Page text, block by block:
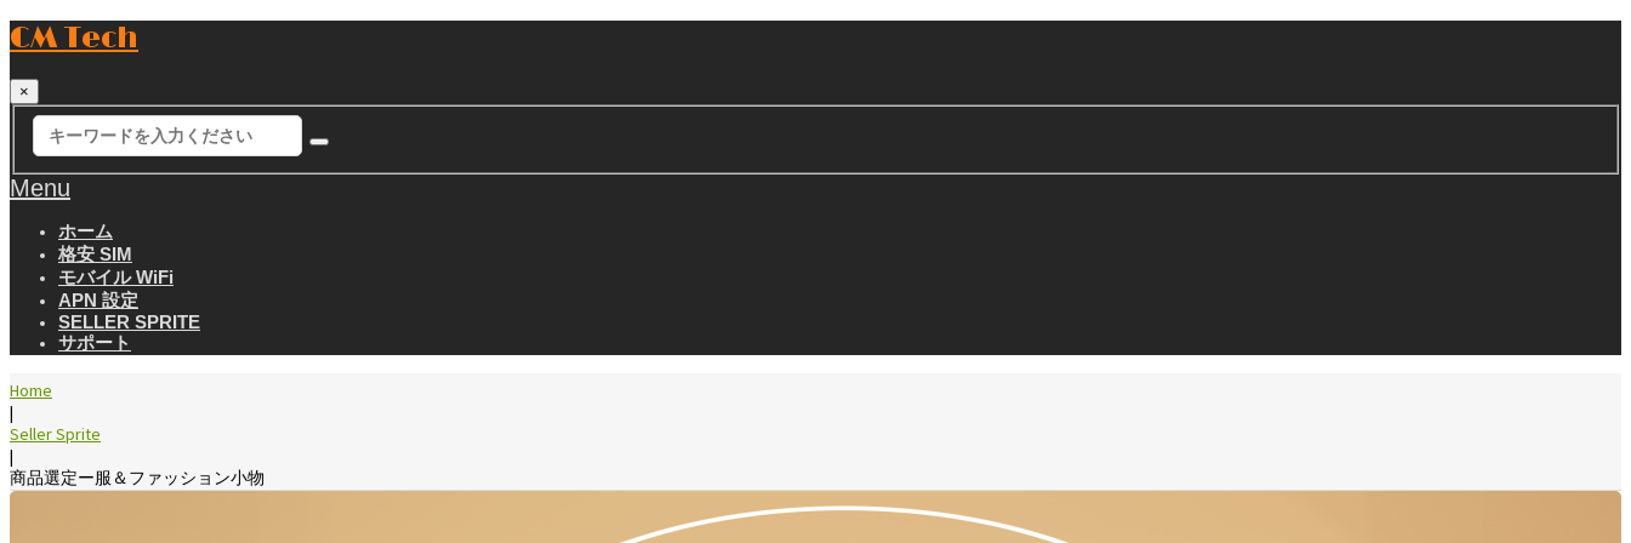
CM Tech
×
Menu
ホーム
格安 SIM
モバイル WiFi
APN 設定
SELLER SPRITE
サポート
Home
|
Seller Sprite
|
商品選定ー服＆ファッション小物